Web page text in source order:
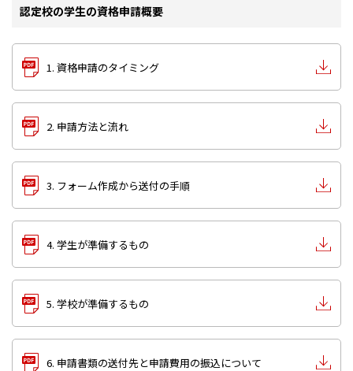
認定校の学生の資格申請概要
1. 資格申請のタイミング
2. 申請方法と流れ
3. フォーム作成から送付の手順
4. 学生が準備するもの
5. 学校が準備するもの
6. 申請書類の送付先と申請費用の振込について